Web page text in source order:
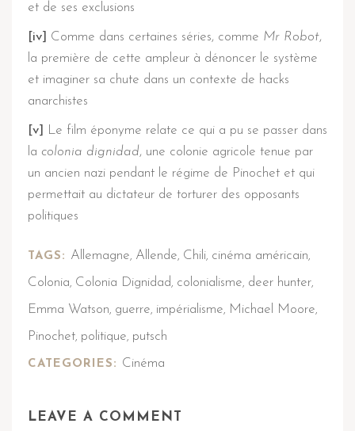
et de ses exclusions
[iv] Comme dans certaines séries, comme Mr Robot,
la première de cette ampleur à dénoncer le système
et imaginer sa chute dans un contexte de hacks
anarchistes
[v]
Le film éponyme relate ce qui a pu se passer dans
la colonia dignidad, une colonie agricole tenue par
un ancien nazi pendant le régime de Pinochet et qui
permettait au dictateur de torturer des opposants
politiques
TAGS: Allemagne, Allende, Chili, cinéma américain,
Colonia, Colonia Dignidad, colonialisme, deer hunter,
Emma Watson, guerre, impérialisme, Michael Moore,
Pinochet, politique, putsch
CATEGORIES: Cinéma
LEAVE A COMMENT